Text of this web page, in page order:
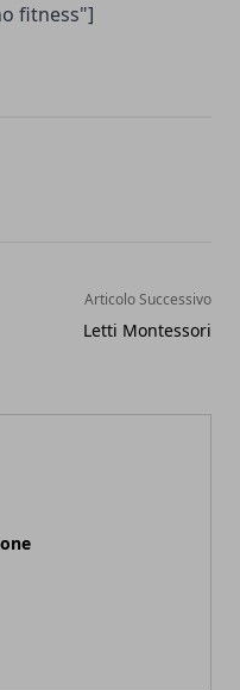
fitness"]
Articolo Successivo
Letti Montessori